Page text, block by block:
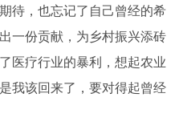
待，也忘记了自己曾经的希
一份贡献，为乡村振兴添砖
医疗行业的暴利，想起农业
我该回来了，要对得起曾经